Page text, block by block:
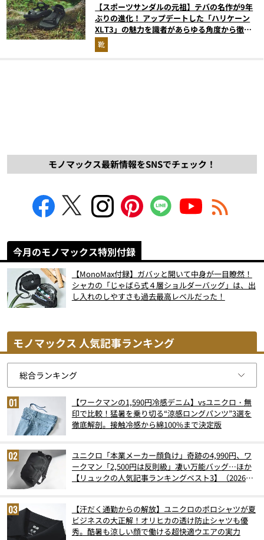
【スポーツサンダルの元祖】テバの名作が9年
ぶりの進化！ アップデートした「ハリケーン
XLT3」の魅力を識者があらゆる角度から徹底
解説！
靴
モノマックス最新情報をSNSでチェック！
今月のモノマックス特別付録
【MonoMax付録】ガバッと開いて中身が一目瞭然！
シャカの「じゃばら式４層ショルダーバッグ」は、出
し入れのしやすさも過去最高レベルだった！
モノマックス 人気記事ランキング
【ワークマンの1,590円冷感デニム】vsユニクロ・無
印で比較！猛暑を乗り切る“涼感ロングパンツ”3選を
徹底解剖。接触冷感から綿100%まで決定版
ユニクロ「本業メーカー顔負け」奇跡の4,990円、ワ
ークマン「2,500円は反則級」凄い万能バッグ…ほか
【リュックの人気記事ランキングベスト3】（2026年
【汗だく通勤からの解放】ユニクロのポロシャツが夏
ビジネスの大正解！オリヒカの透け防止シャツも優
秀。酷暑も涼しい顔で働ける超快適ウエアの実力